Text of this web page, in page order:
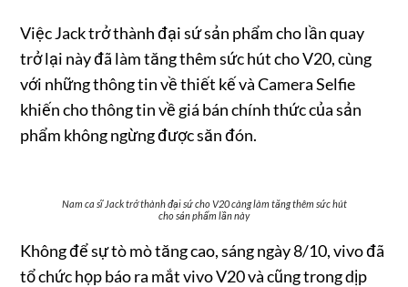
Việc Jack trở thành đại sứ sản phẩm cho lần quay
trở lại này đã làm tăng thêm sức hút cho V20, cùng
với những thông tin về thiết kế và Camera Selfie
khiến cho thông tin về giá bán chính thức của sản
phẩm không ngừng được săn đón.
Nam ca sĩ Jack trở thành đại sứ cho V20 càng làm tăng thêm sức hút
cho sản phẩm lần này
Không để sự tò mò tăng cao, sáng ngày 8/10, vivo đã
tổ chức họp báo ra mắt vivo V20 và cũng trong dịp